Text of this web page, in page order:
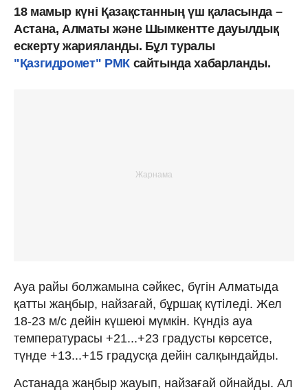
18 мамыр күні Қазақстанның үш қаласында –
Астана, Алматы және Шымкентте дауылдық
ескерту жарияланды. Бұл туралы
"Қазгидромет" РМК сайтында хабарланды.
Ауа райы болжамына сәйкес, бүгін Алматыда
қатты жаңбыр, найзағай, бұршақ күтіледі. Жел
18-23 м/с дейін күшеюі мүмкін. Күндіз ауа
температурасы +21...+23 градусты көрсетсе,
түнде +13...+15 градусқа дейін салқындайды.
Астанада жаңбыр жауып, найзағай ойнайды. Ал